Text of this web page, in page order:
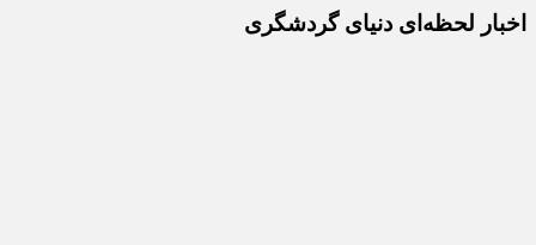
اخبار لحظه‌ای دنیای گردشگری